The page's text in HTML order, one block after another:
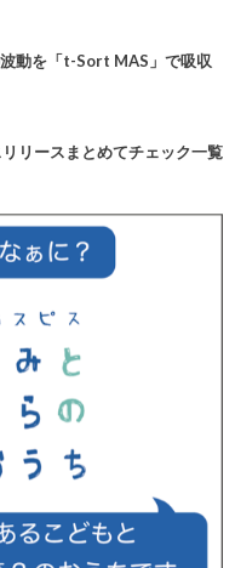
動を「t-Sort MAS」で吸収
リースまとめてチェック一覧